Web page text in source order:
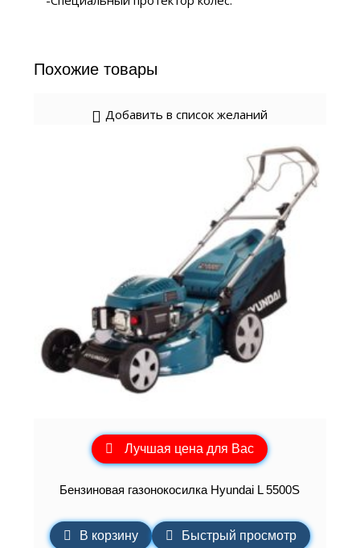
Похожие товары
Добавить в список желаний
Лучшая цена для Вас
Бензиновая газонокосилка Hyundai L 5500S
В корзину Быстрый просмотр